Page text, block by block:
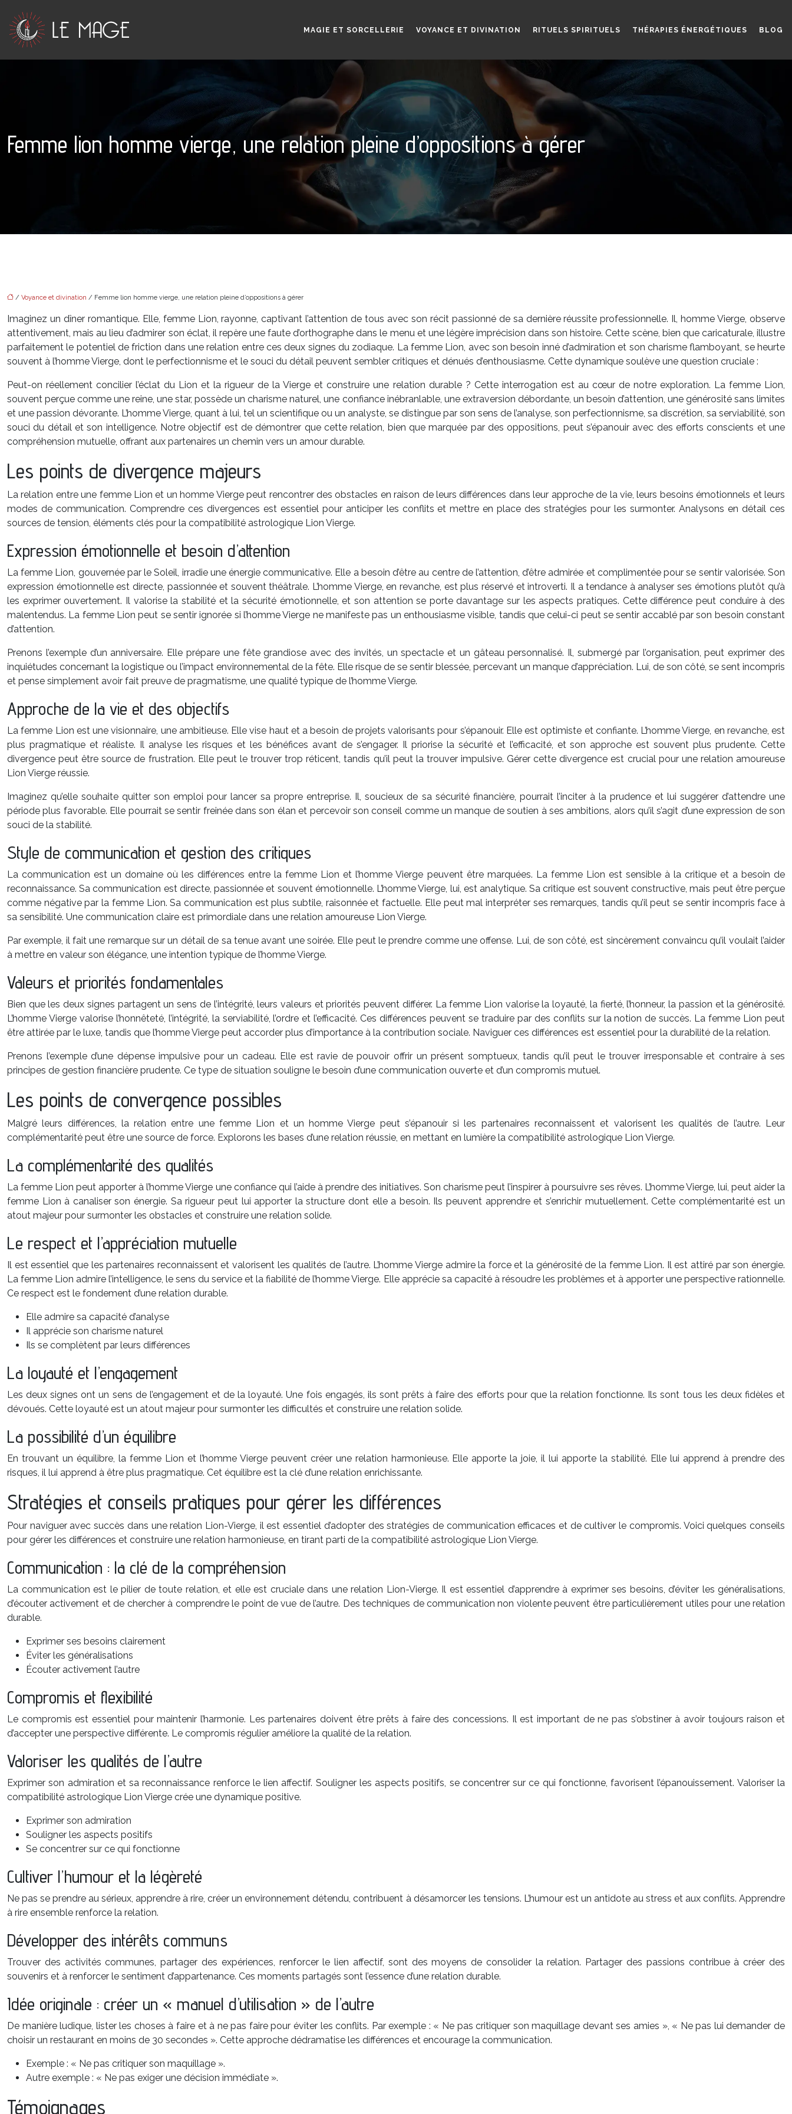
MAGIE ET SORCELLERIE VOYANCE ET DIVINATION RITUELS SPIRITUELS THÉRAPIES ÉNERGÉTIQUES BLOG
Femme lion homme vierge, une relation pleine d’oppositions à gérer
/ Voyance et divination / Femme lion homme vierge, une relation pleine d’oppositions à gérer
Imaginez un dîner romantique. Elle, femme Lion, rayonne, captivant l’attention de tous avec son récit passionné de sa dernière réussite professionnelle. Il, homme Vierge, observe
attentivement, mais au lieu d’admirer son éclat, il repère une faute d’orthographe dans le menu et une légère imprécision dans son histoire. Cette scène, bien que caricaturale, illustre
parfaitement le potentiel de friction dans une relation entre ces deux signes du zodiaque. La femme Lion, avec son besoin inné d’admiration et son charisme flamboyant, se heurte
souvent à l’homme Vierge, dont le perfectionnisme et le souci du détail peuvent sembler critiques et dénués d’enthousiasme. Cette dynamique soulève une question cruciale :
Peut-on réellement concilier l’éclat du Lion et la rigueur de la Vierge et construire une relation durable ? Cette interrogation est au cœur de notre exploration. La femme Lion,
souvent perçue comme une reine, une star, possède un charisme naturel, une confiance inébranlable, une extraversion débordante, un besoin d’attention, une générosité sans limites
et une passion dévorante. L’homme Vierge, quant à lui, tel un scientifique ou un analyste, se distingue par son sens de l’analyse, son perfectionnisme, sa discrétion, sa serviabilité, son
souci du détail et son intelligence. Notre objectif est de démontrer que cette relation, bien que marquée par des oppositions, peut s’épanouir avec des efforts conscients et une
compréhension mutuelle, offrant aux partenaires un chemin vers un amour durable.
Les points de divergence majeurs
La relation entre une femme Lion et un homme Vierge peut rencontrer des obstacles en raison de leurs différences dans leur approche de la vie, leurs besoins émotionnels et leurs
modes de communication. Comprendre ces divergences est essentiel pour anticiper les conflits et mettre en place des stratégies pour les surmonter. Analysons en détail ces
sources de tension, éléments clés pour la compatibilité astrologique Lion Vierge.
Expression émotionnelle et besoin d’attention
La femme Lion, gouvernée par le Soleil, irradie une énergie communicative. Elle a besoin d’être au centre de l’attention, d’être admirée et complimentée pour se sentir valorisée. Son
expression émotionnelle est directe, passionnée et souvent théâtrale. L’homme Vierge, en revanche, est plus réservé et introverti. Il a tendance à analyser ses émotions plutôt qu’à
les exprimer ouvertement. Il valorise la stabilité et la sécurité émotionnelle, et son attention se porte davantage sur les aspects pratiques. Cette différence peut conduire à des
malentendus. La femme Lion peut se sentir ignorée si l’homme Vierge ne manifeste pas un enthousiasme visible, tandis que celui-ci peut se sentir accablé par son besoin constant
d’attention.
Prenons l’exemple d’un anniversaire. Elle prépare une fête grandiose avec des invités, un spectacle et un gâteau personnalisé. Il, submergé par l’organisation, peut exprimer des
inquiétudes concernant la logistique ou l’impact environnemental de la fête. Elle risque de se sentir blessée, percevant un manque d’appréciation. Lui, de son côté, se sent incompris
et pense simplement avoir fait preuve de pragmatisme, une qualité typique de l’homme Vierge.
Approche de la vie et des objectifs
La femme Lion est une visionnaire, une ambitieuse. Elle vise haut et a besoin de projets valorisants pour s’épanouir. Elle est optimiste et confiante. L’homme Vierge, en revanche, est
plus pragmatique et réaliste. Il analyse les risques et les bénéfices avant de s’engager. Il priorise la sécurité et l’efficacité, et son approche est souvent plus prudente. Cette
divergence peut être source de frustration. Elle peut le trouver trop réticent, tandis qu’il peut la trouver impulsive. Gérer cette divergence est crucial pour une relation amoureuse
Lion Vierge réussie.
Imaginez qu’elle souhaite quitter son emploi pour lancer sa propre entreprise. Il, soucieux de sa sécurité financière, pourrait l’inciter à la prudence et lui suggérer d’attendre une
période plus favorable. Elle pourrait se sentir freinée dans son élan et percevoir son conseil comme un manque de soutien à ses ambitions, alors qu’il s’agit d’une expression de son
souci de la stabilité.
Style de communication et gestion des critiques
La communication est un domaine où les différences entre la femme Lion et l’homme Vierge peuvent être marquées. La femme Lion est sensible à la critique et a besoin de
reconnaissance. Sa communication est directe, passionnée et souvent émotionnelle. L’homme Vierge, lui, est analytique. Sa critique est souvent constructive, mais peut être perçue
comme négative par la femme Lion. Sa communication est plus subtile, raisonnée et factuelle. Elle peut mal interpréter ses remarques, tandis qu’il peut se sentir incompris face à
sa sensibilité. Une communication claire est primordiale dans une relation amoureuse Lion Vierge.
Par exemple, il fait une remarque sur un détail de sa tenue avant une soirée. Elle peut le prendre comme une offense. Lui, de son côté, est sincèrement convaincu qu’il voulait l’aider
à mettre en valeur son élégance, une intention typique de l’homme Vierge.
Valeurs et priorités fondamentales
Bien que les deux signes partagent un sens de l’intégrité, leurs valeurs et priorités peuvent différer. La femme Lion valorise la loyauté, la fierté, l’honneur, la passion et la générosité.
L’homme Vierge valorise l’honnêteté, l’intégrité, la serviabilité, l’ordre et l’efficacité. Ces différences peuvent se traduire par des conflits sur la notion de succès. La femme Lion peut
être attirée par le luxe, tandis que l’homme Vierge peut accorder plus d’importance à la contribution sociale. Naviguer ces différences est essentiel pour la durabilité de la relation.
Prenons l’exemple d’une dépense impulsive pour un cadeau. Elle est ravie de pouvoir offrir un présent somptueux, tandis qu’il peut le trouver irresponsable et contraire à ses
principes de gestion financière prudente. Ce type de situation souligne le besoin d’une communication ouverte et d’un compromis mutuel.
Les points de convergence possibles
Malgré leurs différences, la relation entre une femme Lion et un homme Vierge peut s’épanouir si les partenaires reconnaissent et valorisent les qualités de l’autre. Leur
complémentarité peut être une source de force. Explorons les bases d’une relation réussie, en mettant en lumière la compatibilité astrologique Lion Vierge.
La complémentarité des qualités
La femme Lion peut apporter à l’homme Vierge une confiance qui l’aide à prendre des initiatives. Son charisme peut l’inspirer à poursuivre ses rêves. L’homme Vierge, lui, peut aider la
femme Lion à canaliser son énergie. Sa rigueur peut lui apporter la structure dont elle a besoin. Ils peuvent apprendre et s’enrichir mutuellement. Cette complémentarité est un
atout majeur pour surmonter les obstacles et construire une relation solide.
Le respect et l’appréciation mutuelle
Il est essentiel que les partenaires reconnaissent et valorisent les qualités de l’autre. L’homme Vierge admire la force et la générosité de la femme Lion. Il est attiré par son énergie.
La femme Lion admire l’intelligence, le sens du service et la fiabilité de l’homme Vierge. Elle apprécie sa capacité à résoudre les problèmes et à apporter une perspective rationnelle.
Ce respect est le fondement d’une relation durable.
Elle admire sa capacité d’analyse
Il apprécie son charisme naturel
Ils se complètent par leurs différences
La loyauté et l’engagement
Les deux signes ont un sens de l’engagement et de la loyauté. Une fois engagés, ils sont prêts à faire des efforts pour que la relation fonctionne. Ils sont tous les deux fidèles et
dévoués. Cette loyauté est un atout majeur pour surmonter les difficultés et construire une relation solide.
La possibilité d’un équilibre
En trouvant un équilibre, la femme Lion et l’homme Vierge peuvent créer une relation harmonieuse. Elle apporte la joie, il lui apporte la stabilité. Elle lui apprend à prendre des
risques, il lui apprend à être plus pragmatique. Cet équilibre est la clé d’une relation enrichissante.
Stratégies et conseils pratiques pour gérer les différences
Pour naviguer avec succès dans une relation Lion-Vierge, il est essentiel d’adopter des stratégies de communication efficaces et de cultiver le compromis. Voici quelques conseils
pour gérer les différences et construire une relation harmonieuse, en tirant parti de la compatibilité astrologique Lion Vierge.
Communication : la clé de la compréhension
La communication est le pilier de toute relation, et elle est cruciale dans une relation Lion-Vierge. Il est essentiel d’apprendre à exprimer ses besoins, d’éviter les généralisations,
d’écouter activement et de chercher à comprendre le point de vue de l’autre. Des techniques de communication non violente peuvent être particulièrement utiles pour une relation
durable.
Exprimer ses besoins clairement
Éviter les généralisations
Écouter activement l’autre
Compromis et flexibilité
Le compromis est essentiel pour maintenir l’harmonie. Les partenaires doivent être prêts à faire des concessions. Il est important de ne pas s’obstiner à avoir toujours raison et
d’accepter une perspective différente. Le compromis régulier améliore la qualité de la relation.
Valoriser les qualités de l’autre
Exprimer son admiration et sa reconnaissance renforce le lien affectif. Souligner les aspects positifs, se concentrer sur ce qui fonctionne, favorisent l’épanouissement. Valoriser la
compatibilité astrologique Lion Vierge crée une dynamique positive.
Exprimer son admiration
Souligner les aspects positifs
Se concentrer sur ce qui fonctionne
Cultiver l’humour et la légèreté
Ne pas se prendre au sérieux, apprendre à rire, créer un environnement détendu, contribuent à désamorcer les tensions. L’humour est un antidote au stress et aux conflits. Apprendre
à rire ensemble renforce la relation.
Développer des intérêts communs
Trouver des activités communes, partager des expériences, renforcer le lien affectif, sont des moyens de consolider la relation. Partager des passions contribue à créer des
souvenirs et à renforcer le sentiment d’appartenance. Ces moments partagés sont l’essence d’une relation durable.
Idée originale : créer un « manuel d’utilisation » de l’autre
De manière ludique, lister les choses à faire et à ne pas faire pour éviter les conflits. Par exemple : « Ne pas critiquer son maquillage devant ses amies », « Ne pas lui demander de
choisir un restaurant en moins de 30 secondes ». Cette approche dédramatise les différences et encourage la communication.
Exemple : « Ne pas critiquer son maquillage ».
Autre exemple : « Ne pas exiger une décision immédiate ».
Témoignages